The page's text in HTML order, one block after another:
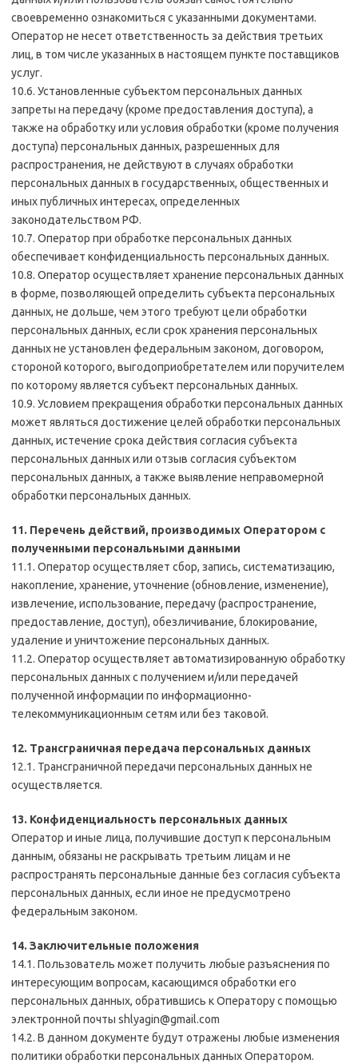
своевременно ознакомиться с указанными документами.
Оператор не несет ответственность за действия третьих
лиц, в том числе указанных в настоящем пункте поставщиков
услуг.
10.6. Установленные субъектом персональных данных
запреты на передачу (кроме предоставления доступа), а
также на обработку или условия обработки (кроме получения
доступа) персональных данных, разрешенных для
распространения, не действуют в случаях обработки
персональных данных в государственных, общественных и
иных публичных интересах, определенных
законодательством РФ.
10.7. Оператор при обработке персональных данных
обеспечивает конфиденциальность персональных данных.
10.8. Оператор осуществляет хранение персональных данных
в форме, позволяющей определить субъекта персональных
данных, не дольше, чем этого требуют цели обработки
персональных данных, если срок хранения персональных
данных не установлен федеральным законом, договором,
стороной которого, выгодоприобретателем или поручителем
по которому является субъект персональных данных.
10.9. Условием прекращения обработки персональных данных
может являться достижение целей обработки персональных
данных, истечение срока действия согласия субъекта
персональных данных или отзыв согласия субъектом
персональных данных, а также выявление неправомерной
обработки персональных данных.
11. Перечень действий, производимых Оператором с
полученными персональными данными
11.1. Оператор осуществляет сбор, запись, систематизацию,
накопление, хранение, уточнение (обновление, изменение),
извлечение, использование, передачу (распространение,
предоставление, доступ), обезличивание, блокирование,
удаление и уничтожение персональных данных.
11.2. Оператор осуществляет автоматизированную обработку
персональных данных с получением и/или передачей
полученной информации по информационно-
телекоммуникационным сетям или без таковой.
12. Трансграничная передача персональных данных
12.1. Трансграничной передачи персональных данных не
осуществляется.
13. Конфиденциальность персональных данных
Оператор и иные лица, получившие доступ к персональным
данным, обязаны не раскрывать третьим лицам и не
распространять персональные данные без согласия субъекта
персональных данных, если иное не предусмотрено
федеральным законом.
14. Заключительные положения
14.1. Пользователь может получить любые разъяснения по
интересующим вопросам, касающимся обработки его
персональных данных, обратившись к Оператору с помощью
электронной почты shlyagin@gmail.com
14.2. В данном документе будут отражены любые изменения
политики обработки персональных данных Оператором.